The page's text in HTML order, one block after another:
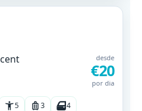
desde
€20
por dia
5 3 4